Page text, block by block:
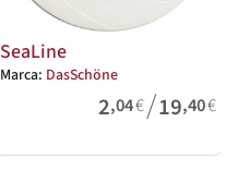
SeaLine
Marca: DasSchöne
2,04€/19,40€